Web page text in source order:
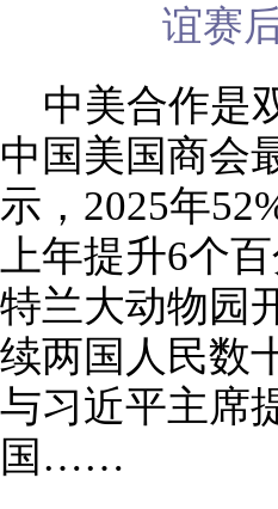
谊赛
中美合作是
中国美国商会
示，2025年
上年提升6个
特兰大动物园
续两国人民数
与习近平主席
国……